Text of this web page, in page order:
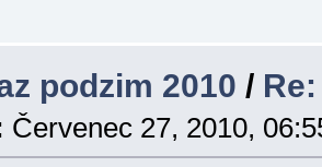
podzim 2010 /
Červenec 27, 2010,